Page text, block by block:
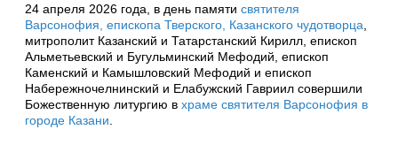
24 апреля 2026 года, в день памяти святителя
Варсонофия, епископа Тверского, Казанского чудотворца
митрополит Казанский и Татарстанский Кирилл, епископ
Альметьевский и Бугульминский Мефодий, епископ
Каменский и Камышловский Мефодий и епископ
Набережночелнинский и Елабужский Гавриил совершили
Божественную литургию в храме святителя Варсонофия в
городе Казани